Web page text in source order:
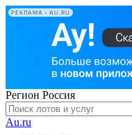
РЕКЛАМА • AU.RU
Регион Россия
Au.ru